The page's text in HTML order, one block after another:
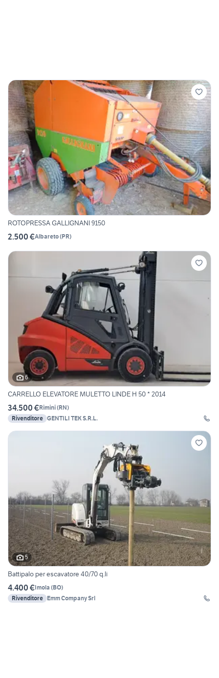
ROTOPRESSA GALLIGNANI 9150
2.500 €Albareto(PR)
6
CARRELLO ELEVATORE MULETTO LINDE H 50 * 2014
34.500 €Rimini(RN)
Rivenditore GENTILI TEK S.R.L.
5
Battipalo per escavatore 40/70 q.li
4.400 €Imola (BO)
Rivenditore Emm Company Srl